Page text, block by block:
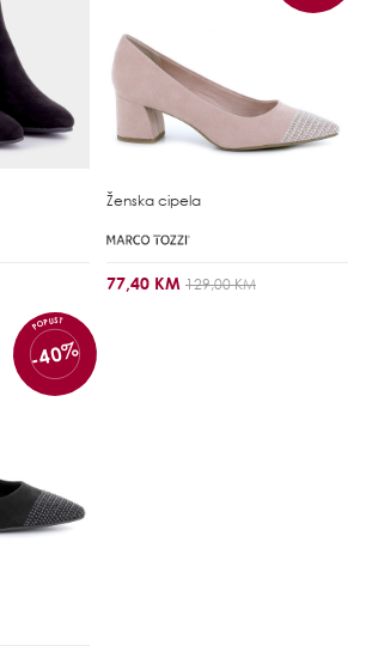
Ženska cipela
77,40 KM 129,00 KM
POPUST
-40%